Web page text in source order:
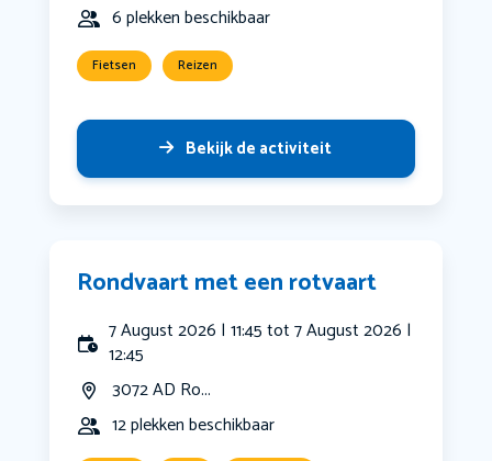
6 plekken beschikbaar
Fietsen Reizen
Bekijk de activiteit
Rondvaart met een rotvaart
7 August 2026 | 11:45 tot 7 August 2026 |
12:45
3072 AD Ro...
12 plekken beschikbaar